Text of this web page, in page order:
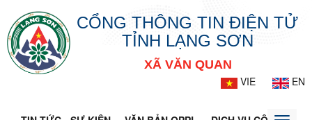
CỔNG THÔNG TIN ĐIỆN TỬ
TỈNH LẠNG SƠN
XÃ VĂN QUAN
VIE
EN